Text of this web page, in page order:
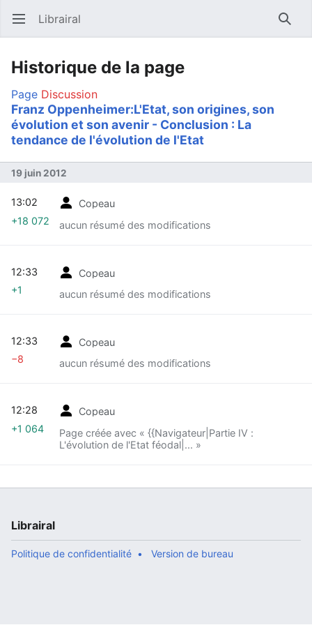
Ouvrir le menu principal Librairal
Historique de la page
Page Discussion
Franz Oppenheimer:L'Etat, son origines, son
évolution et son avenir - Conclusion : La
tendance de l'évolution de l'Etat
19 juin 2012
Copeau
aucun résumé des modifications
13:02
+18 072
Copeau
aucun résumé des modifications
12:33
+1
Copeau
aucun résumé des modifications
12:33
−8
Copeau
Page créée avec « {{Navigateur|Partie IV :
L'évolution de l'Etat féodal|... »
12:28
+1 064
Librairal
Politique de confidentialité Version de bureau